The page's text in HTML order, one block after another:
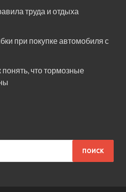
труда и отдыха
при покупке автомобиля с
понять, что тормозные